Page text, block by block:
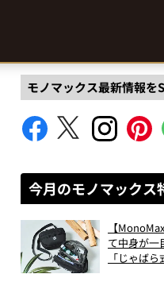
モノマックス最新情報を
今月のモノマックス
【
て中身が一
「じゃば